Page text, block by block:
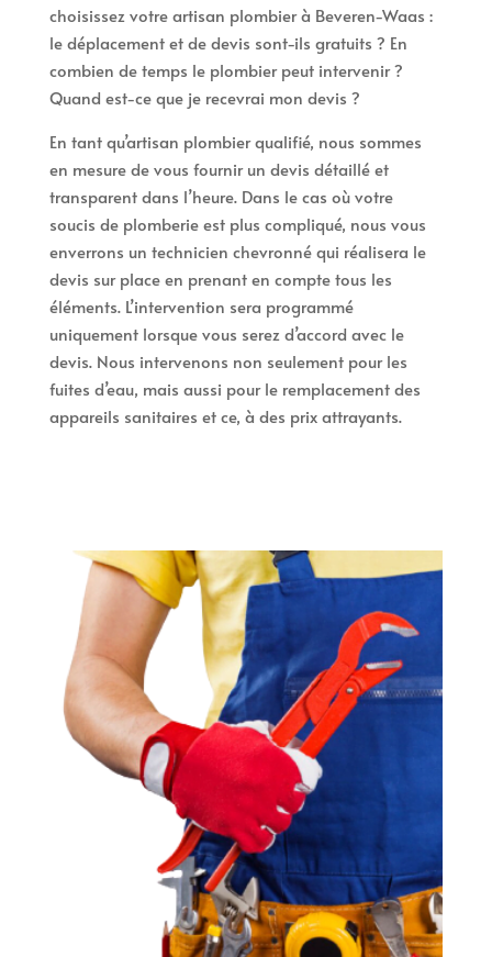
choisissez votre artisan plombier à Beveren-Waas :
le déplacement et de devis sont-ils gratuits ? En
combien de temps le plombier peut intervenir ?
Quand est-ce que je recevrai mon devis ?
En tant qu’artisan plombier qualifié, nous sommes
en mesure de vous fournir un devis détaillé et
transparent dans l’heure. Dans le cas où votre
soucis de plomberie est plus compliqué, nous vous
enverrons un technicien chevronné qui réalisera le
devis sur place en prenant en compte tous les
éléments. L’intervention sera programmé
uniquement lorsque vous serez d’accord avec le
devis. Nous intervenons non seulement pour les
fuites d’eau, mais aussi pour le remplacement des
appareils sanitaires et ce, à des prix attrayants.